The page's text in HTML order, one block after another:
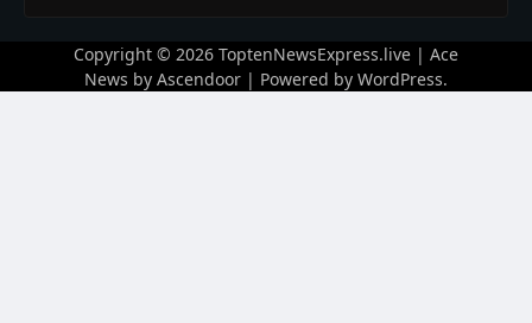
Copyright © 2026 ToptenNewsExpress.live | Ace
News by Ascendoor | Powered by WordPress.